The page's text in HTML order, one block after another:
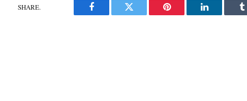
SHARE.
Facebook Twitter Pinterest LinkedIn